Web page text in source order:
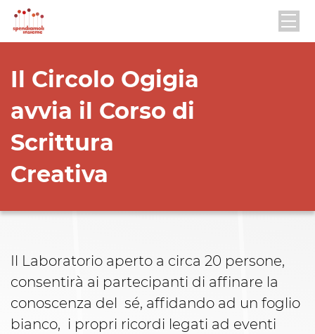
Il Circolo Ogigia
avvia il Corso di
Scrittura
Creativa
Il Laboratorio aperto a circa 20 persone,
consentirà ai partecipanti di affinare la
conoscenza del sé, affidando ad un foglio
bianco, i propri ricordi legati ad eventi